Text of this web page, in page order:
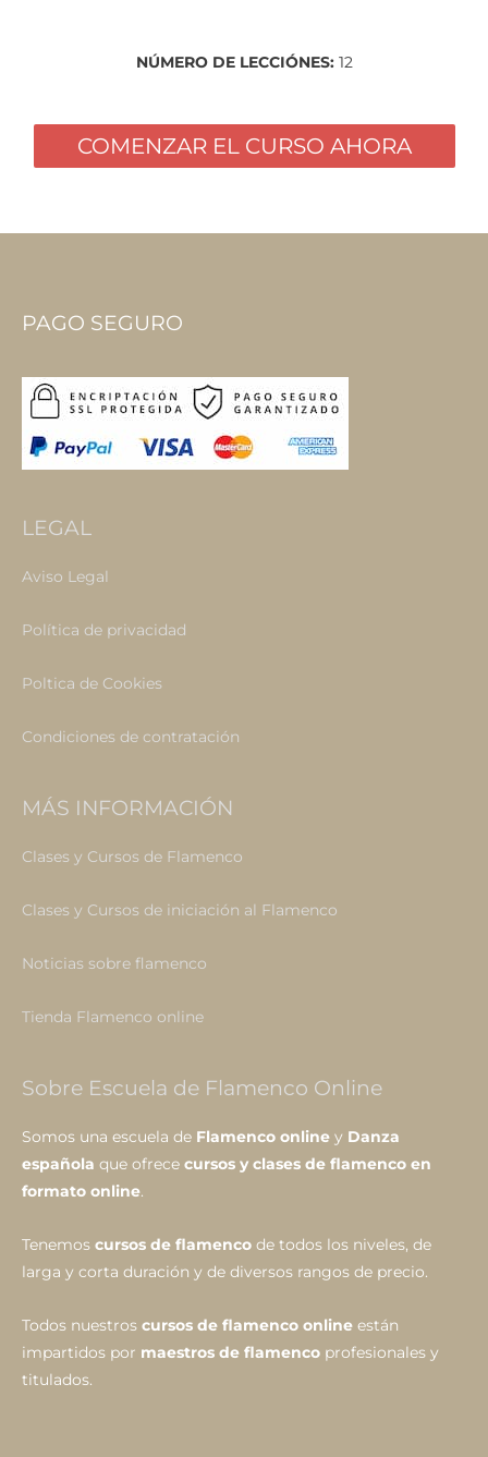
NÚMERO DE LECCIÓNES:12
COMENZAR EL CURSO AHORA
PAGO SEGURO
LEGAL
Aviso Legal
Política de privacidad
Poltica de Cookies
Condiciones de contratación
MÁS INFORMACIÓN
Clases y Cursos de Flamenco
Clases y Cursos de iniciación al Flamenco
Noticias sobre flamenco
Tienda Flamenco online
Sobre Escuela de Flamenco Online
Somos una escuela de Flamenco online y Danza
española que ofrece cursos y clases de flamenco en
formato online.
Tenemos cursos de flamenco de todos los niveles, de
larga y corta duración y de diversos rangos de precio.
Todos nuestros cursos de flamenco online están
impartidos por maestros de flamenco profesionales y
titulados.